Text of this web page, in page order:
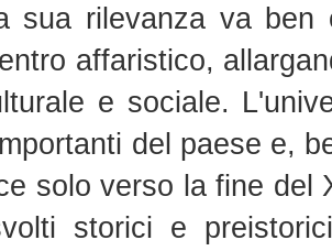
sua rilevanza va
affaristico,
e sociale.
del paese e,
solo verso la fine del
storici e